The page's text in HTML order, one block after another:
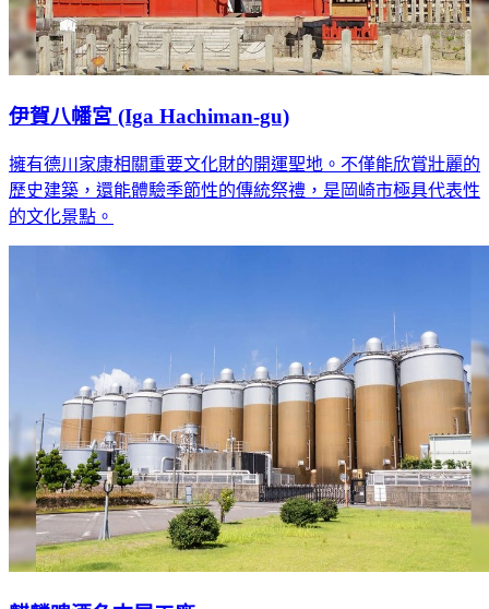
伊賀八幡宮 (Iga Hachiman-gu)
擁有德川家康相關重要文化財的開運聖地。不僅能欣賞壯麗的
歷史建築，還能體驗季節性的傳統祭禮，是岡崎市極具代表性
的文化景點。